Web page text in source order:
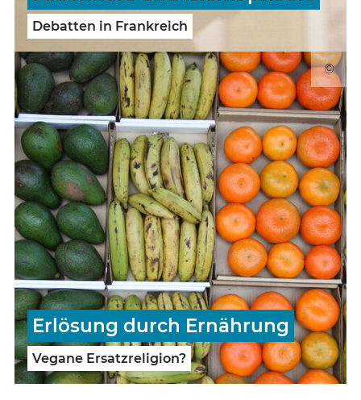
Debatten in Frankreich
Erlösung durch Ernährung
Vegane Ersatzreligion?
©